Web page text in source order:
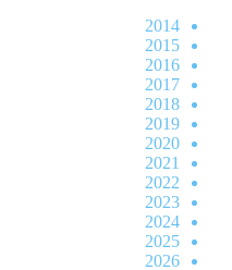
2014
2015
2016
2017
2018
2019
2020
2021
2022
2023
2024
2025
2026